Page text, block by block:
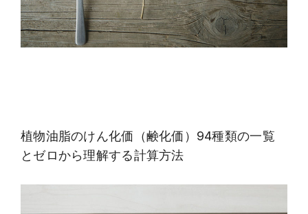
植物油脂のけん化価（鹸化価）94種類の一覧
とゼロから理解する計算方法